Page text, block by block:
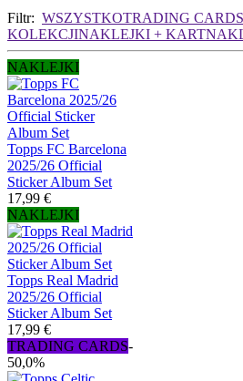
Filtr: WSZYSTKOTRADING CARDS
KOLEKCJINAKLEJKI + KART
NAKLEJKI
Topps FC Barcelona
2025/26 Official
Sticker Album Set
17,99 €
NAKLEJKI
Topps Real Madrid
2025/26 Official
Sticker Album Set
17,99 €
TRADING CARDS-
50,0%